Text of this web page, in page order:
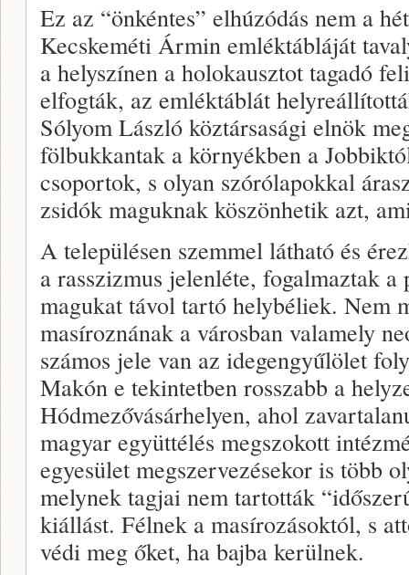
Ez az “önkéntes” elhúzódás nem a
Kecskeméti Ármin emléktábláját
a helyszínen a holokausztot tagadó
elfogták, az emléktáblát
Sólyom László köztársasági elnök
fölbukkantak a környékben a
csoportok, s olyan szórólapokkal
zsidók maguknak köszönhetik azt,
A településen szemmel látható és
a rasszizmus jelenléte, fogalmaztak
magukat távol tartó helybéliek. Nem
masíroznának a városban valamely
számos jele van az idegengyűlölet
Makón e tekintetben rosszabb a
Hódmezővásárhelyen, ahol
magyar együttélés megszokott
egyesület megszervezésekor is több
melynek tagjai nem tartották
kiállást. Félnek a masírozásoktól, s
védi meg őket, ha bajba kerülnek.